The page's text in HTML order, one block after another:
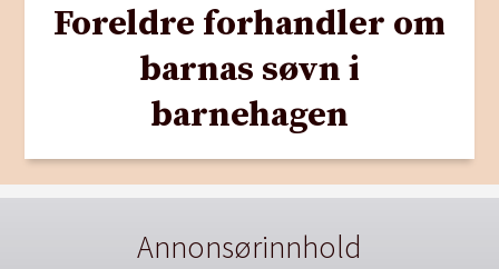
Foreldre forhandler om
barnas søvn i
barnehagen
Annonsørinnhold